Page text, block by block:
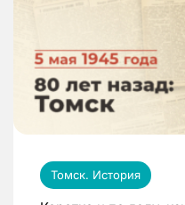
Томск. История